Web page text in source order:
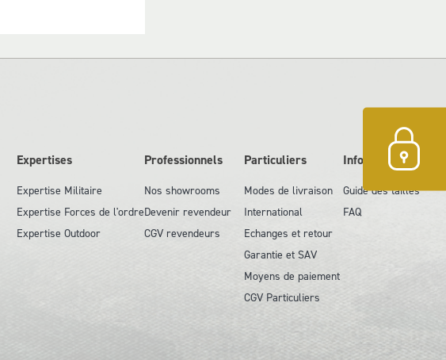
Expertises
Expertise Militaire
Expertise Forces de l'ordre
Expertise Outdoor
Professionnels
Nos showrooms
Devenir revendeur
CGV revendeurs
Particuliers
Modes de livraison
International
Echanges et retour
Garantie et SAV
Moyens de paiement
CGV Particuliers
Information
Guide des tailles
FAQ